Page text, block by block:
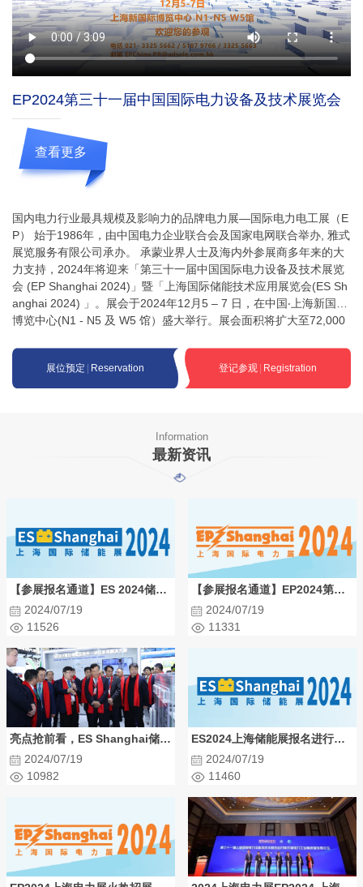
EP2024第三十一届中国国际电力设备及技术展览会
查看更多
国内电力行业最具规模及影响力的品牌电力展—国际电力电工展（E
P） 始于1986年，由中国电力企业联合会及国家电网联合举办, 雅式
展览服务有限公司承办。 承蒙业界人士及海内外参展商多年来的大
力支持，2024年将迎来「第三十一届中国国际电力设备及技术展览
会 (EP Shanghai 2024)」暨「上海国际储能技术应用展览会(ES Sh
anghai 2024) 」。展会于2024年12月5 – 7 日，在中国‧上海新国际
博览中心(N1 - N5 及 W5 馆）盛大举行。展会面积将扩大至72,000
展位预定 Reservation 登记参观 Registration
Information
最新资讯
【参展报名通道】ES 2024储能展,2024上海国际储能技术应用展览会
2024/07/19
11526
【参展报名通道】EP2024第三十一届中国国际电力设备及技术展览会
2024/07/19
11331
亮点抢前看，ES Shanghai储能展有何不一样？
2024/07/19
10982
ES2024上海储能展报名进行中，上海国际储能技术应用展览会
2024/07/19
11460